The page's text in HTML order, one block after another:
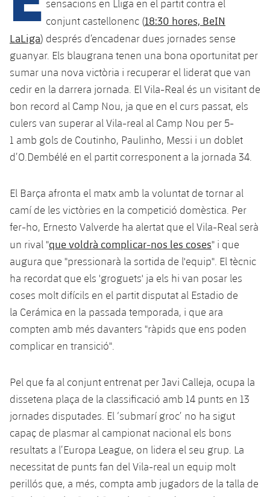
plusicon
més
Instal·lacions
Spotify Camp Nou
Palau Blaugrana
Ciutat Esportiva
La Masia
plusicon
més
Serveis
Serveis Mèdics
Accessibilitat
plusicon
més
Acreditacions
Instal·lacions
SUB13
SUB12
SUB11 A
SUB11 B
SUB10 A
SUB9 A
SUB9 B
SUB8 A
SUB8 B
SUB13 B
SUB12 C
SUB11 C
Entrades
Gameday Shows
Resultats
Classificacions
Jugadors
Història
Palmarès
Base
Barça Atlètic
Cadet A
Cadet B
Infantil A
Infantil B
Mini
Campus Estiu
PLUSICON
MÉS
Primer Equip
plusicon
més
Actualitat
Calendari
Entrades
Resultats
Classificació
Jugadors
Fotos
Història
Palmarès
Barça Atlètic
plusicon
més
Actualitat
Calendari
Resultats
Classificació
Jugadors
Fotos
Base
plusicon
més
Juvenil
Cadet A
Cadet B
Infantil A
Infantil B
plusicon
més
Actualitat
Calendari
Entrades
Resultats
Jugadors
Fotos
Palmarès
Història
plusicon
més
Actualitat
Calendari
Resultats
Classificació
Base
plusicon
més
Actualitat
Juvenil
Aleví
Campus Verano
PLUSICON
MÉS
Actualitat
Calendari
Entrades
Resultats
Barça Atlètic
plusicon
més
Actualitat
Calendari
Resultats
Base
plusicon
més
Actualitat
Barça C
Campus Estiu
sensacions en Lliga en el partit contra el
conjunt castellonenc (18:30 hores, BeIN
LaLiga) després d’encadenar dues jornades sense
guanyar. Els blaugrana tenen una bona oportunitat per
sumar una nova victòria i recuperar el liderat que van
cedir en la darrera jornada. El Vila-Real és un visitant de
bon record al Camp Nou, ja que en el curs passat, els
culers van superar al Vila-real al Camp Nou per 5-
1 amb gols de Coutinho, Paulinho, Messi i un doblet
d’O.Dembélé en el partit corresponent a la jornada 34.
El Barça afronta el matx amb la voluntat de tornar al
camí de les victòries en la competició domèstica. Per
fer-ho, Ernesto Valverde ha alertat que el Vila-Real serà
un rival "que voldrà complicar-nos les coses" i que
augura que "pressionarà la sortida de l'equip". El tècnic
ha recordat que els 'groguets' ja els hi van posar les
coses molt difícils en el partit disputat al Estadio de
la Cerámica en la passada temporada, i que ara
compten amb més davanters "ràpids que ens poden
complicar en transició".
Pel que fa al conjunt entrenat per Javi Calleja, ocupa la
dissetena plaça de la classificació amb 14 punts en 13
jornades disputades. El ‘submarí groc’ no ha sigut
capaç de plasmar al campionat nacional els bons
resultats a l’Europa League, on lidera el seu grup. La
necessitat de punts fan del Vila-real un equip molt
perillós que, a més, compta amb jugadors de la talla de